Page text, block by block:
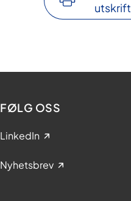
utskrift
FØLG OSS
LinkedIn
Nyhetsbrev